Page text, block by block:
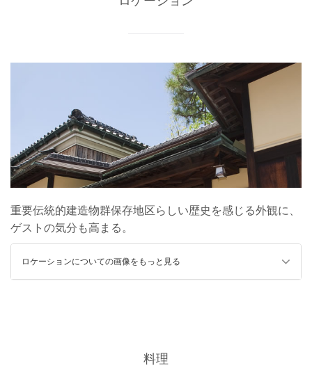
重要伝統的建造物群保存地区らしい歴史を感じる外観に、
ゲストの気分も高まる。
ロケーションについての画像をもっと見る
料理